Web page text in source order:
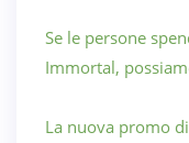
Se le persone
Immortal,
La nuova promo